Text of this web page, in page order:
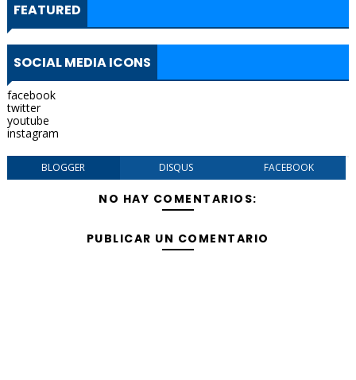
FEATURED
SOCIAL MEDIA ICONS
facebook
twitter
youtube
instagram
BLOGGER DISQUS FACEBOOK
NO HAY COMENTARIOS:
PUBLICAR UN COMENTARIO